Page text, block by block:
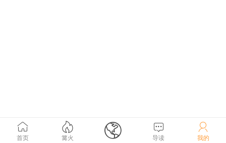

首页

篝火  
导读

我的